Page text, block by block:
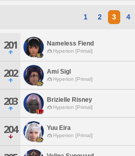
1 2 3 4
201 Nameless Fiend
Hyperion [Primal]
202 Ami Sigl
Hyperion [Primal]
203 Brizielle Risney
Hyperion [Primal]
204 Yuu Eira
Hyperion [Primal]